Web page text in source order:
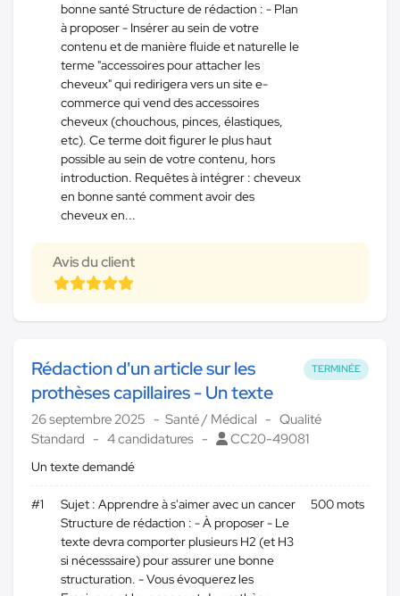
bonne santé Structure de rédaction : - Plan
à proposer - Insérer au sein de votre
contenu et de manière fluide et naturelle le
terme "accessoires pour attacher les
cheveux" qui redirigera vers un site e-
commerce qui vend des accessoires
cheveux (chouchous, pinces, élastiques,
etc). Ce terme doit figurer le plus haut
possible au sein de votre contenu, hors
introduction. Requêtes à intégrer : cheveux
en bonne santé comment avoir des
cheveux en...
Avis du client
TERMINÉE
Rédaction d'un article sur les
prothèses capillaires - Un texte
26 septembre 2025 Santé / Médical
Qualité
Standard
4 candidatures CC20-49081
Un texte demandé
#1
Sujet : Apprendre à s'aimer avec un cancer
Structure de rédaction : - À proposer - Le
texte devra comporter plusieurs H2 (et H3
si nécesssaire) pour assurer une bonne
structuration. - Vous évoquerez les
500 mots